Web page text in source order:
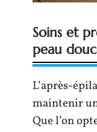
Soins et
peau
L’après-
maintenir
Que l’on